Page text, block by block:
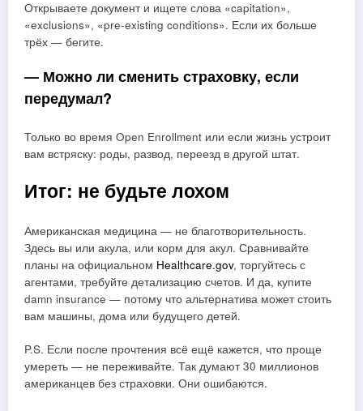
Открываете документ и ищете слова «capitation»,
«exclusions», «pre-existing conditions». Если их больше
трёх — бегите.
— Можно ли сменить страховку, если
передумал?
Только во время Open Enrollment или если жизнь устроит
вам встряску: роды, развод, переезд в другой штат.
Итог: не будьте лохом
Американская медицина — не благотворительность.
Здесь вы или акула, или корм для акул. Сравнивайте
планы на официальном Healthcare.gov, торгуйтесь с
агентами, требуйте детализацию счетов. И да, купите
damn insurance — потому что альтернатива может стоить
вам машины, дома или будущего детей.
P.S. Если после прочтения всё ещё кажется, что проще
умереть — не переживайте. Так думают 30 миллионов
американцев без страховки. Они ошибаются.